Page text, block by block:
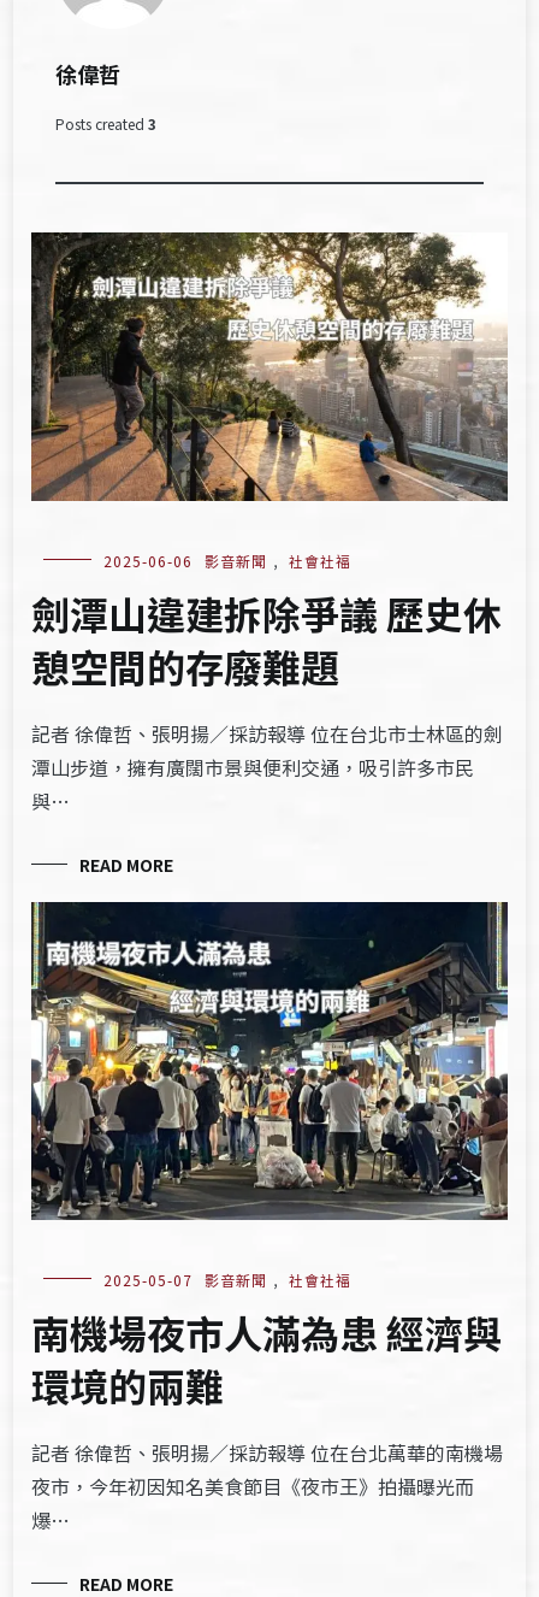
徐偉哲
Posts created 3
2025-06-06 影音新聞 , 社會社福
劍潭山違建拆除爭議 歷史休
憩空間的存廢難題
記者 徐偉哲、張明揚／採訪報導 位在台北市士林區的劍
潭山步道，擁有廣闊市景與便利交通，吸引許多市民
與…
READ MORE
2025-05-07 影音新聞 , 社會社福
南機場夜市人滿為患 經濟與
環境的兩難
記者 徐偉哲、張明揚／採訪報導 位在台北萬華的南機場
夜市，今年初因知名美食節目《夜市王》拍攝曝光而
爆…
READ MORE